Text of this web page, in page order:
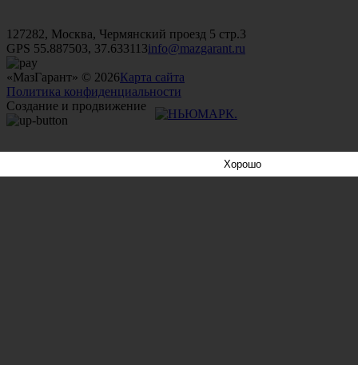
127282, Москва, Чермянский проезд 5 стр.3
GPS 55.887503, 37.633113info@mazgarant.ru
«МазГарант» © 2026Карта сайта
Политика конфиденциальности
Создание и продвижение
Хорошо